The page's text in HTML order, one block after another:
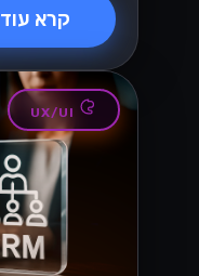
קרא עוד
UX/UI